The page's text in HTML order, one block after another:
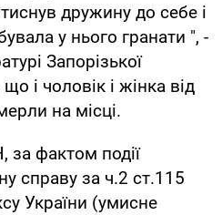
дружину до себе і
у нього гранати ", -
Запорізької
і чоловік і жінка від
на місці.
за фактом події
справу за ч.2 ст.115
України (умисне